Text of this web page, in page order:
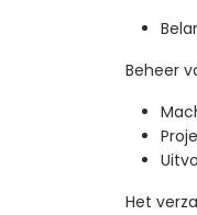
Beheer
Het